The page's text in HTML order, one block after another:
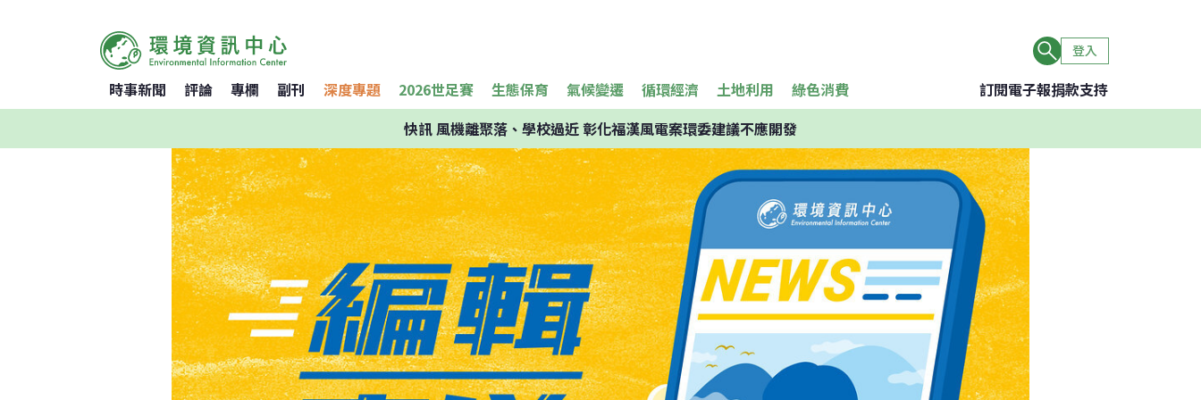
登入
時事新聞 評論 專欄 副刊 深度專題 2026世足賽 生態保育 氣候變遷 循環經濟 土地利用 綠色消費 訂閱電子報捐款支持
快訊風機離聚落、學校過近 彰化福漢風電案環委建議不應開發